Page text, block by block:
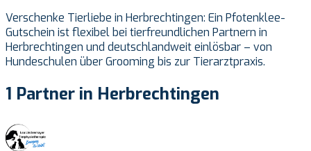
Verschenke Tierliebe in Herbrechtingen: Ein Pfotenklee-
Gutschein ist flexibel bei tierfreundlichen Partnern in
Herbrechtingen und deutschlandweit einlösbar – von
Hundeschulen über Grooming bis zur Tierarztpraxis.
1 Partner in Herbrechtingen